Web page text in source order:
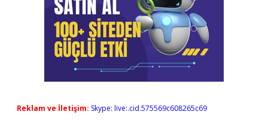
Reklam ve İletişim: Skype: live:.cid.575569c608265c69